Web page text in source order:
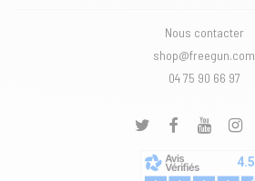
Nous contacter
shop@freegun.com
04 75 90 66 97